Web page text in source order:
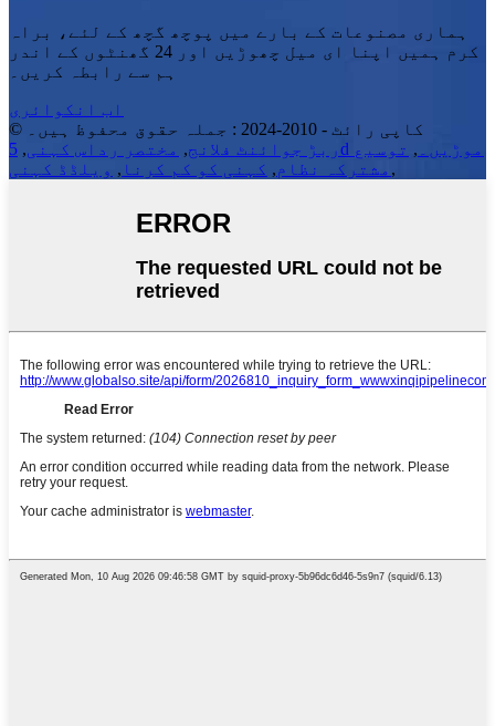
ہماری مصنوعات کے بارے میں پوچھ گچھ کے لئے، براہ
کرم ہمیں اپنا ای میل چھوڑیں اور 24 گھنٹوں کے اندر
ہم سے رابطہ کریں۔
اب انکوائری
© کاپی رائٹ - 2010-2024 : جملہ حقوق محفوظ ہیں۔
ربڑ جوائنٹ فلانج, مختصر رداس کہنی, 5d موڑیں۔ , توسیع
مشترکہ نظام, کہنی کو کم کرنا , ویلڈڈ کہنی ,